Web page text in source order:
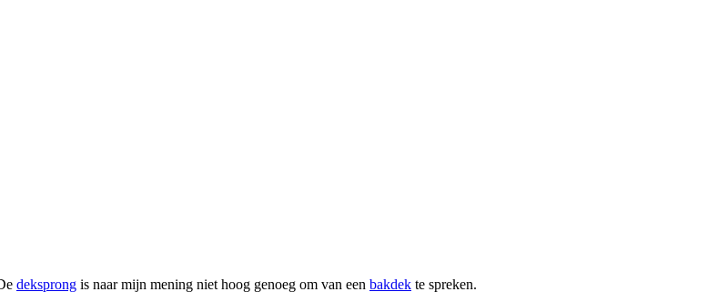
deksprong is naar mijn mening niet hoog genoeg om van een bakdek te spreken.